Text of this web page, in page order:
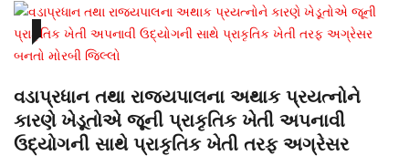
વડાપ્રધાન તથા રાજ્યપાલના અથાક પ્રયત્નોને
કારણે ખેડૂતોએ જૂની પ્રાકૃતિક ખેતી અપનાવી
ઉદ્યોગની સાથે પ્રાકૃતિક ખેતી તરફ અગ્રેસર